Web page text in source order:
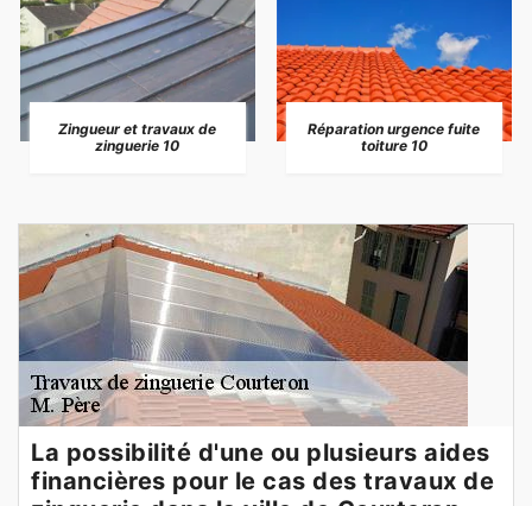
Zingueur et travaux de
zinguerie 10
Réparation urgence fuite
toiture 10
La possibilité d'une ou plusieurs aides
financières pour le cas des travaux de